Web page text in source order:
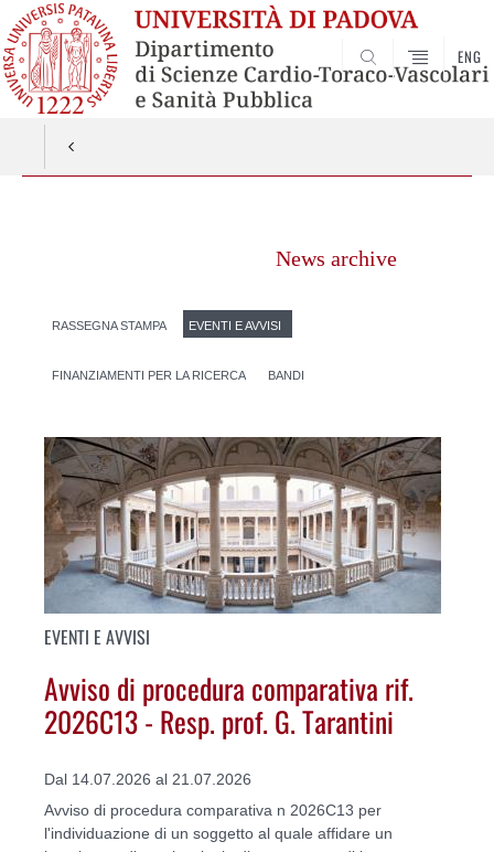
SEARCH
ENG
News archive
RASSEGNA STAMPA EVENTI E AVVISI
FINANZIAMENTI PER LA RICERCA BANDI
EVENTI E AVVISI
Avviso di procedura comparativa rif.
2026C13 - Resp. prof. G. Tarantini
Dal 14.07.2026 al 21.07.2026
Avviso di procedura comparativa n 2026C13 per
l'individuazione di un soggetto al quale affidare un